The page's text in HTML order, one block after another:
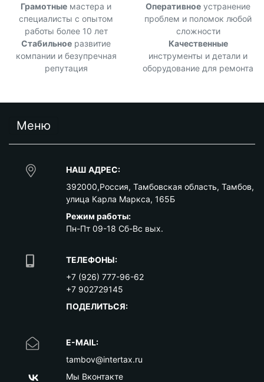
Грамотные мастера и
специалисты с опытом
работы более 10 лет
Оперативное устранение
проблем и поломок любой
сложности
Стабильное развитие
компании и безупречная
репутация
Качественные
инструменты и детали и
оборудование для ремонта
Меню
НАШ АДРЕС:
392000,Россия, Тамбовская область, Тамбов,
улица Карла Маркса, 165Б
Режим работы:
Пн-Пт 09-18 Сб-Вс вых.
ТЕЛЕФОНЫ:
+7 (926) 777-96-62
+7 902729145
ПОДЕЛИТЬСЯ:
E-MAIL:
tambov@intertax.ru
Мы Вконтакте